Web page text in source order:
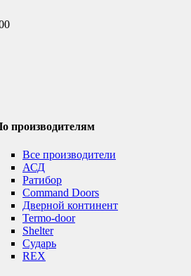
производителям
Все производители
АСД
Ратибор
Command Doors
Дверной континент
Termo-door
Shelter
Сударь
REX